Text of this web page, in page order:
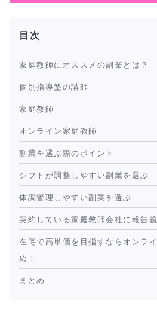
目次
家庭教師にオススメの副業とは？
個別指導塾の講師
家庭教師
オンライン家庭教師
副業を選ぶ際のポイント
シフトが調整しやすい副業を選ぶ
体調管理しやすい副業を選ぶ
契約している家庭教師会社に報告
在宅で高単価を目指すならオンラ
め！
まとめ